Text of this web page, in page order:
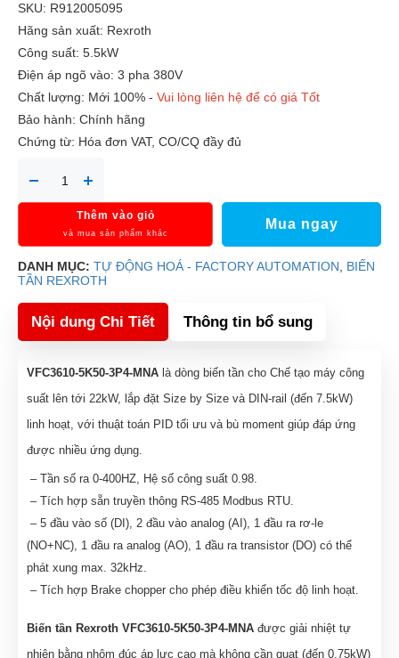
SKU: R912005095
Hãng sản xuất: Rexroth
Công suất: 5.5kW
Điện áp ngõ vào: 3 pha 380V
Chất lượng: Mới 100% - Vui lòng liên hệ để có giá Tốt
Bảo hành: Chính hãng
Chứng từ: Hóa đơn VAT, CO/CQ đầy đủ
Thêm vào giỏ
và mua sản phẩm khác
Mua ngay
DANH MỤC: TỰ ĐỘNG HOÁ - FACTORY AUTOMATION
BIẾN
TẦN REXROTH
Nội dung Chi Tiết Thông tin bổ sung
VFC3610-5K50-3P4-MNA là dòng biến tần cho Chế tạo máy công
suất lên tới 22kW, lắp đặt Size by Size và DIN-rail (đến 7.5kW)
linh hoạt, với thuật toán PID tối ưu và bù moment giúp đáp ứng
được nhiều ứng dụng.
– Tần số ra 0-400HZ, Hệ số công suất 0.98.
– Tích hợp sẵn truyền thông RS-485 Modbus RTU.
– 5 đầu vào số (DI), 2 đầu vào analog (AI), 1 đầu ra rơ-le
(NO+NC), 1 đầu ra analog (AO), 1 đầu ra transistor (DO) có thể
phát xung max. 32kHz.
– Tích hợp Brake chopper cho phép điều khiển tốc độ linh hoạt.
Biến tần Rexroth VFC3610-5K50-3P4-MNA được giải nhiệt tự
nhiên bằng nhôm đúc áp lực cao mà không cần quạt (đến 0.75kW)